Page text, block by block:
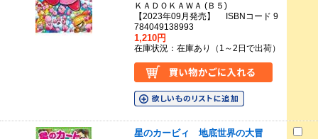
ＫＡＤＯＫＡＷＡ (Ｂ５)
【2023年09月発売】 ISBNコード 9
784049138993
1,210円
在庫状況：在庫あり（1～2日で出荷）
星のカービィ 地底世界の大冒